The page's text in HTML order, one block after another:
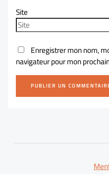
Site
Enregistrer mon nom,
navigateur pour mon